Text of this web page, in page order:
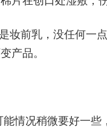
妆前乳，没任何一
产品。
情况稍微要好一